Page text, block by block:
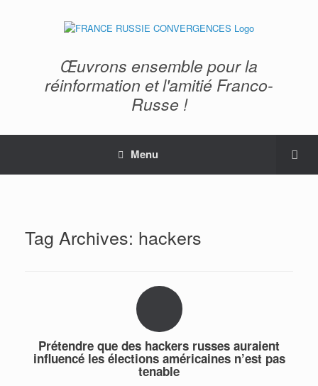
Œuvrons ensemble pour la
réinformation et l'amitié Franco-
Russe !
Menu
Tag Archives: hackers
Prétendre que des hackers russes auraient
influencé les élections américaines n’est pas
tenable